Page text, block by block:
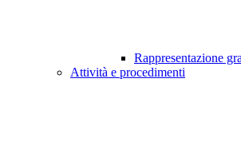
Rappresentazione
Attività e procedimenti